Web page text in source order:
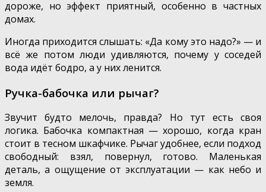
дороже, но эффект приятный, особенно в частных
домах.
Иногда приходится слышать: «Да кому это надо?» — и
всё же потом люди удивляются, почему у соседей
вода идёт бодро, а у них ленится.
Ручка-бабочка или рычаг?
Звучит будто мелочь, правда? Но тут есть своя
логика. Бабочка компактная — хорошо, когда кран
стоит в тесном шкафчике. Рычаг удобнее, если подход
свободный: взял, повернул, готово. Маленькая
деталь, а ощущение от эксплуатации — как небо и
земля.